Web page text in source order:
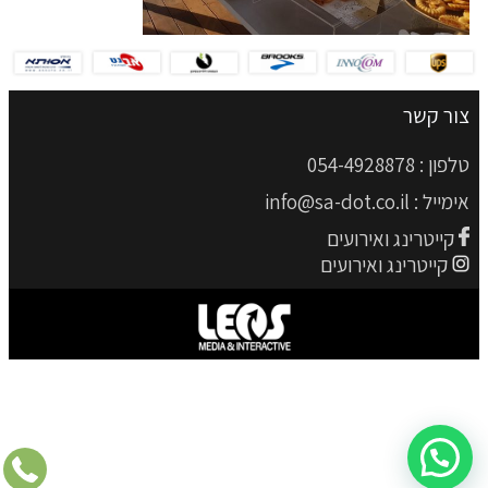
צור קשר
טלפון : 054-4928878
אימייל : info@sa-dot.co.il
קייטרינג ואירועים
קייטרינג ואירועים